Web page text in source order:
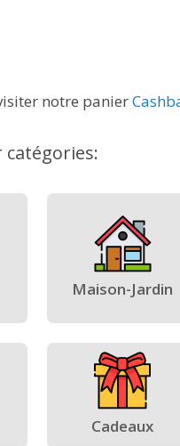
notre panier
Maison-Jardin
Cadeaux